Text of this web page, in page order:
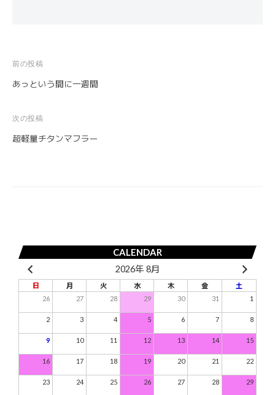
投
稿
ナ
ビ
ン
前の投稿
あっという間に一週間
次の投稿
超軽量チタンマフラー
CALENDAR
2026年 8月
日 月 火 水 木 金
土
26
27 28 29 30 31 1
2 3 4 5 6 7 8
9 10 11 12 13 14 15
16 17 18 19 20 21 22
23 24 25 26 27 28 29